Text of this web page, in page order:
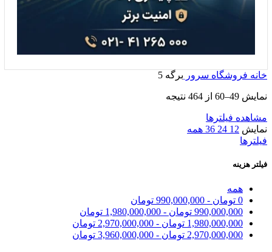
خانه فروشگاه سرور برگه 5
نمایش 49–60 از 464 نتیجه
مشاهده فیلترها
نمایش 12
24
36 همه
فیلترها
فیلتر هزینه
همه
0 تومان -
990,000,000 تومان
990,000,000 تومان -
1,980,000,000 تومان
1,980,000,000 تومان -
2,970,000,000 تومان
2,970,000,000 تومان -
3,960,000,000 تومان